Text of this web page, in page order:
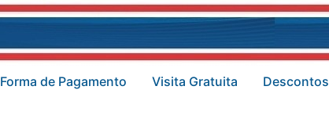
Forma de Pagamento Visita Gratuita Descontos